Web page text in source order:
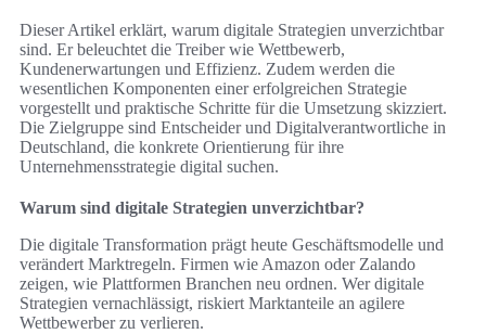
Dieser Artikel erklärt, warum digitale Strategien unverzichtbar
sind. Er beleuchtet die Treiber wie Wettbewerb,
Kundenerwartungen und Effizienz. Zudem werden die
wesentlichen Komponenten einer erfolgreichen Strategie
vorgestellt und praktische Schritte für die Umsetzung skizziert.
Die Zielgruppe sind Entscheider und Digitalverantwortliche in
Deutschland, die konkrete Orientierung für ihre
Unternehmensstrategie digital suchen.
Warum sind digitale Strategien unverzichtbar?
Die digitale Transformation prägt heute Geschäftsmodelle und
verändert Marktregeln. Firmen wie Amazon oder Zalando
zeigen, wie Plattformen Branchen neu ordnen. Wer digitale
Strategien vernachlässigt, riskiert Marktanteile an agilere
Wettbewerber zu verlieren.